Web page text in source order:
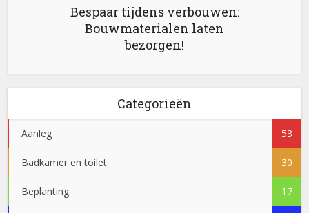
Bespaar tijdens verbouwen:
Bouwmaterialen laten
bezorgen!
Categorieën
Aanleg 53
Badkamer en toilet 30
Beplanting 17